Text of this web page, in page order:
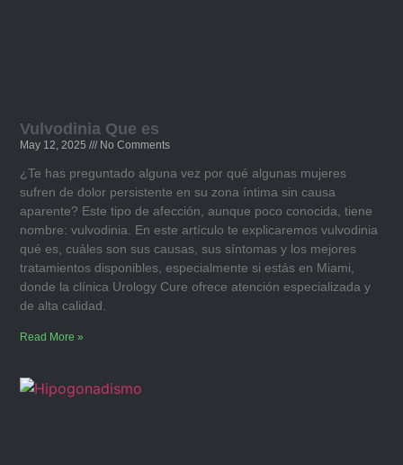
Vulvodinia Que es​
May 12, 2025 No Comments
¿Te has preguntado alguna vez por qué algunas mujeres
sufren de dolor persistente en su zona íntima sin causa
aparente? Este tipo de afección, aunque poco conocida, tiene
nombre: vulvodinia. En este artículo te explicaremos vulvodinia
qué es, cuáles son sus causas, sus síntomas y los mejores
tratamientos disponibles, especialmente si estás en Miami,
donde la clínica Urology Cure ofrece atención especializada y
de alta calidad.
Read More »